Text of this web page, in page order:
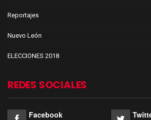
Reportajes
Nuevo León
ELECCIONES 2018
REDES SOCIALES
Facebook